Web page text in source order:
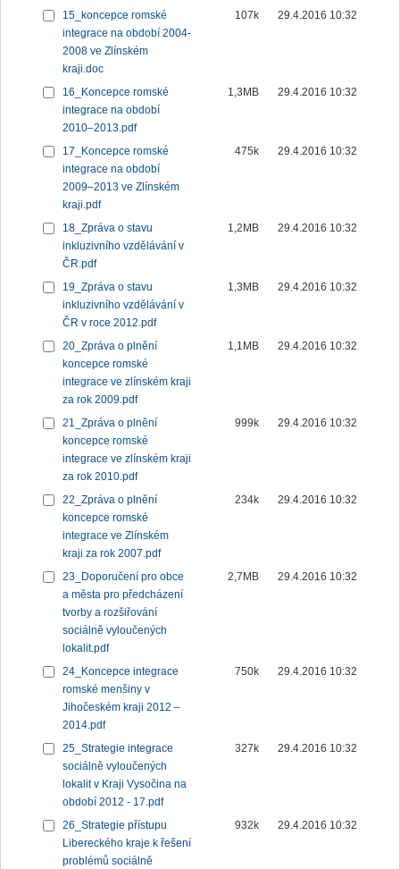
15_koncepce romské
integrace na období 2004-
2008 ve Zlínském
kraji.doc
107k 29.4.2016 10:32
16_Koncepce romské
integrace na období
2010–2013.pdf
1,3MB 29.4.2016 10:32
17_Koncepce romské
integrace na období
2009–2013 ve Zlínském
kraji.pdf
475k 29.4.2016 10:32
18_Zpráva o stavu
inkluzivního vzdělávání v
ČR.pdf
1,2MB 29.4.2016 10:32
19_Zpráva o stavu
inkluzivního vzdělávání v
ČR v roce 2012.pdf
1,3MB 29.4.2016 10:32
20_Zpráva o plnění
koncepce romské
integrace ve zlínském kraji
za rok 2009.pdf
1,1MB 29.4.2016 10:32
21_Zpráva o plnění
koncepce romské
integrace ve zlínském kraji
za rok 2010.pdf
999k 29.4.2016 10:32
22_Zpráva o plnění
koncepce romské
integrace ve Zlínském
kraji za rok 2007.pdf
234k 29.4.2016 10:32
23_Doporučení pro obce
a města pro předcházení
tvorby a rozšiřování
sociálně vyloučených
lokalit.pdf
2,7MB 29.4.2016 10:32
24_Koncepce integrace
romské menšiny v
Jihočeském kraji 2012 –
2014.pdf
750k 29.4.2016 10:32
25_Strategie integrace
sociálně vyloučených
lokalit v Kraji Vysočina na
období 2012 - 17.pdf
327k 29.4.2016 10:32
26_Strategie přístupu
Libereckého kraje k řešení
problémů sociálně
932k 29.4.2016 10:32